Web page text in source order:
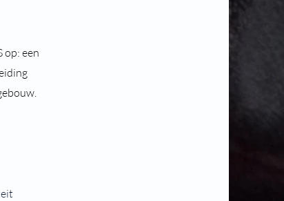
op: een